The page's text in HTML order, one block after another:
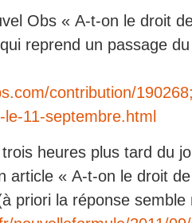
Obs « A-t-on le droit
reprend un passage
contribution/
11-septembre.html
heures plus tard du
article « A-t-on le droit
priori la réponse semble